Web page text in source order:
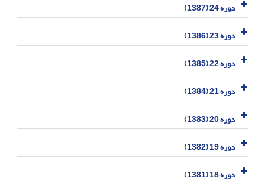
دوره 24 (1387)
دوره 23 (1386)
دوره 22 (1385)
دوره 21 (1384)
دوره 20 (1383)
دوره 19 (1382)
دوره 18 (1381)